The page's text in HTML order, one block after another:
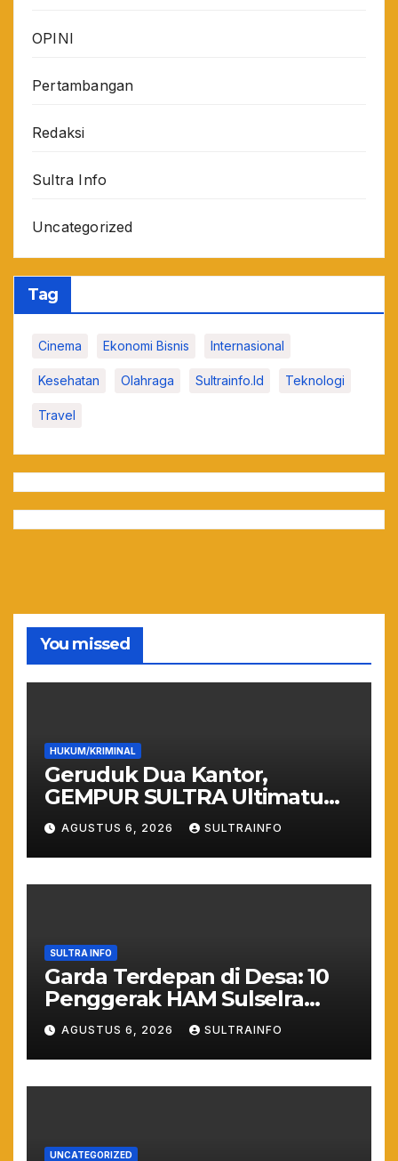
OPINI
Pertambangan
Redaksi
Sultra Info
Uncategorized
Tag
Cinema Ekonomi Bisnis Internasional
Kesehatan Olahraga Sultrainfo.id Teknologi
Travel
You missed
HUKUM/KRIMINAL
Geruduk Dua Kantor,
GEMPUR SULTRA Ultimatum
Keras: Lahan Puuwatu Siap
Diduduki Jika Tak Ada
Kepastian Hukum
AGUSTUS 6, 2026 SULTRAINFO
SULTRA INFO
Garda Terdepan di Desa: 10
Penggerak HAM Sulselra
Resmi Bertugas Mengawal
Asta Cita Prabowo
AGUSTUS 6, 2026 SULTRAINFO
UNCATEGORIZED